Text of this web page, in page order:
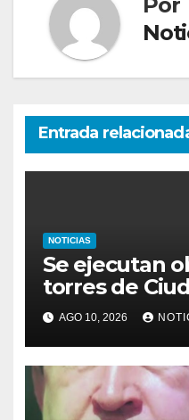
Entrada
NOTICIAS
Se ejecutan
torres de
AGO 10, 2026